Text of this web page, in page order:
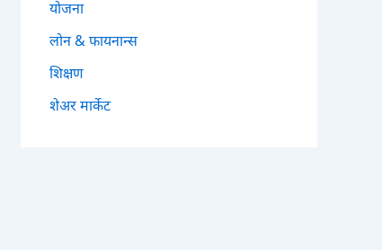
योजना
लोन & फायनान्स
शिक्षण
शेअर मार्केट